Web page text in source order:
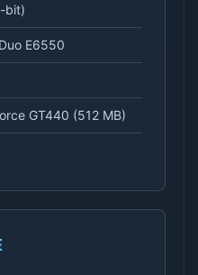
bit)
E6550
GT440 (512 MB)